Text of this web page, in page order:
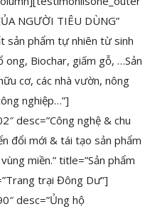
NGƯỜI TIÊU DÙNG”
sản phẩm tự nhiên từ sinh
Biochar, giấm gỗ, …Sản
cơ, các nhà vườn, nông
nghiệp…”]
desc=”Công nghệ & chu
đổi mới & tái tạo sản phẩm
miền.” title=”Sản phẩm
trại Đông Dư”]
desc=”Ủng hộ